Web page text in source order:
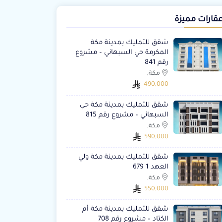
مميزة
شقق للتمليك بمدينة مكة
المكرمة حي السبهاني – مشروع
رقم 841
مكة,
490,000
شقق للتمليك بمدينة مكة حي
السبهاني – مشروع رقم 815
مكة,
590,000
شقق للتمليك بمدينة مكة ولي
العهد 1 679
مكة,
550,000
شقق للتمليك بمدينة مكة أم
الكتاد – مشروع رقم 708